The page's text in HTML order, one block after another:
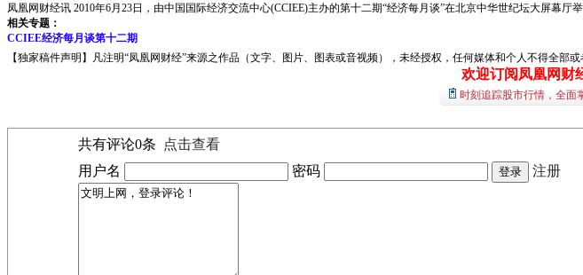
凤凰网财经讯 2010年6月23日，由中国国际经济交流中心(CCIEE)主办的第十二期“经济每月谈”在北京中华世纪坛大屏幕
相关专题：
CCIEE经济每月谈第十二期
【独家稿件声明】凡注明“凤凰网财经”来源之作品（文字、图片、图表或音视频），未经授权，任何媒体和个人不得全
欢迎订阅凤凰网财
时刻追踪股市行情，全面
共有评论0条
点击查看
用户名
密码 注册